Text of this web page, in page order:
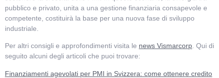
pubblico e privato, unita a una gestione finanziaria consapevole e
competente, costituirà la base per una nuova fase di sviluppo
industriale.
Per altri consigli e approfondimenti visita le news Vismarcorp. Qui di
seguito alcuni degli articoli che puoi trovare:
Finanziamenti agevolati per PMI in Svizzera: come ottenere credito